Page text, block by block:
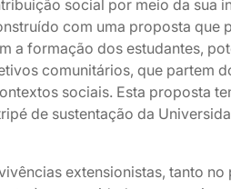
social por meio da sua
com uma proposta que
a formação dos estudantes,
comunitários, que partem
sociais. Esta proposta
de sustentação da
extensionistas, tanto no